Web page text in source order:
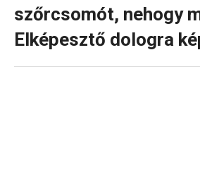
szőrcsomót, nehogy
Elképesztő dologra